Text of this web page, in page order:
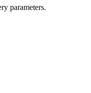
parameters.